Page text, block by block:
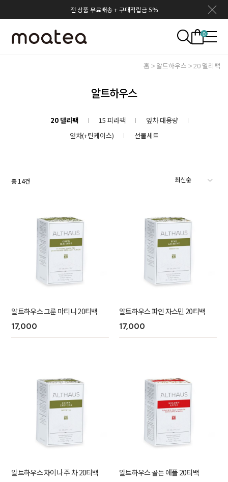
전 상품 무료배송 + 구매적립금 5%
0
홈 알트하우스 20 델리팩
알트하우스
20 델리팩 15 피라팩
잎차 대용량
잎차(+틴케이스)
선물세트
총14건
알트하우스 그룬 마티니 20티백
17,000
알트하우스 파인 자스민 20티백
17,000
알트하우스 차이나 주 차 20티백
알트하우스 골든 애플 20티백